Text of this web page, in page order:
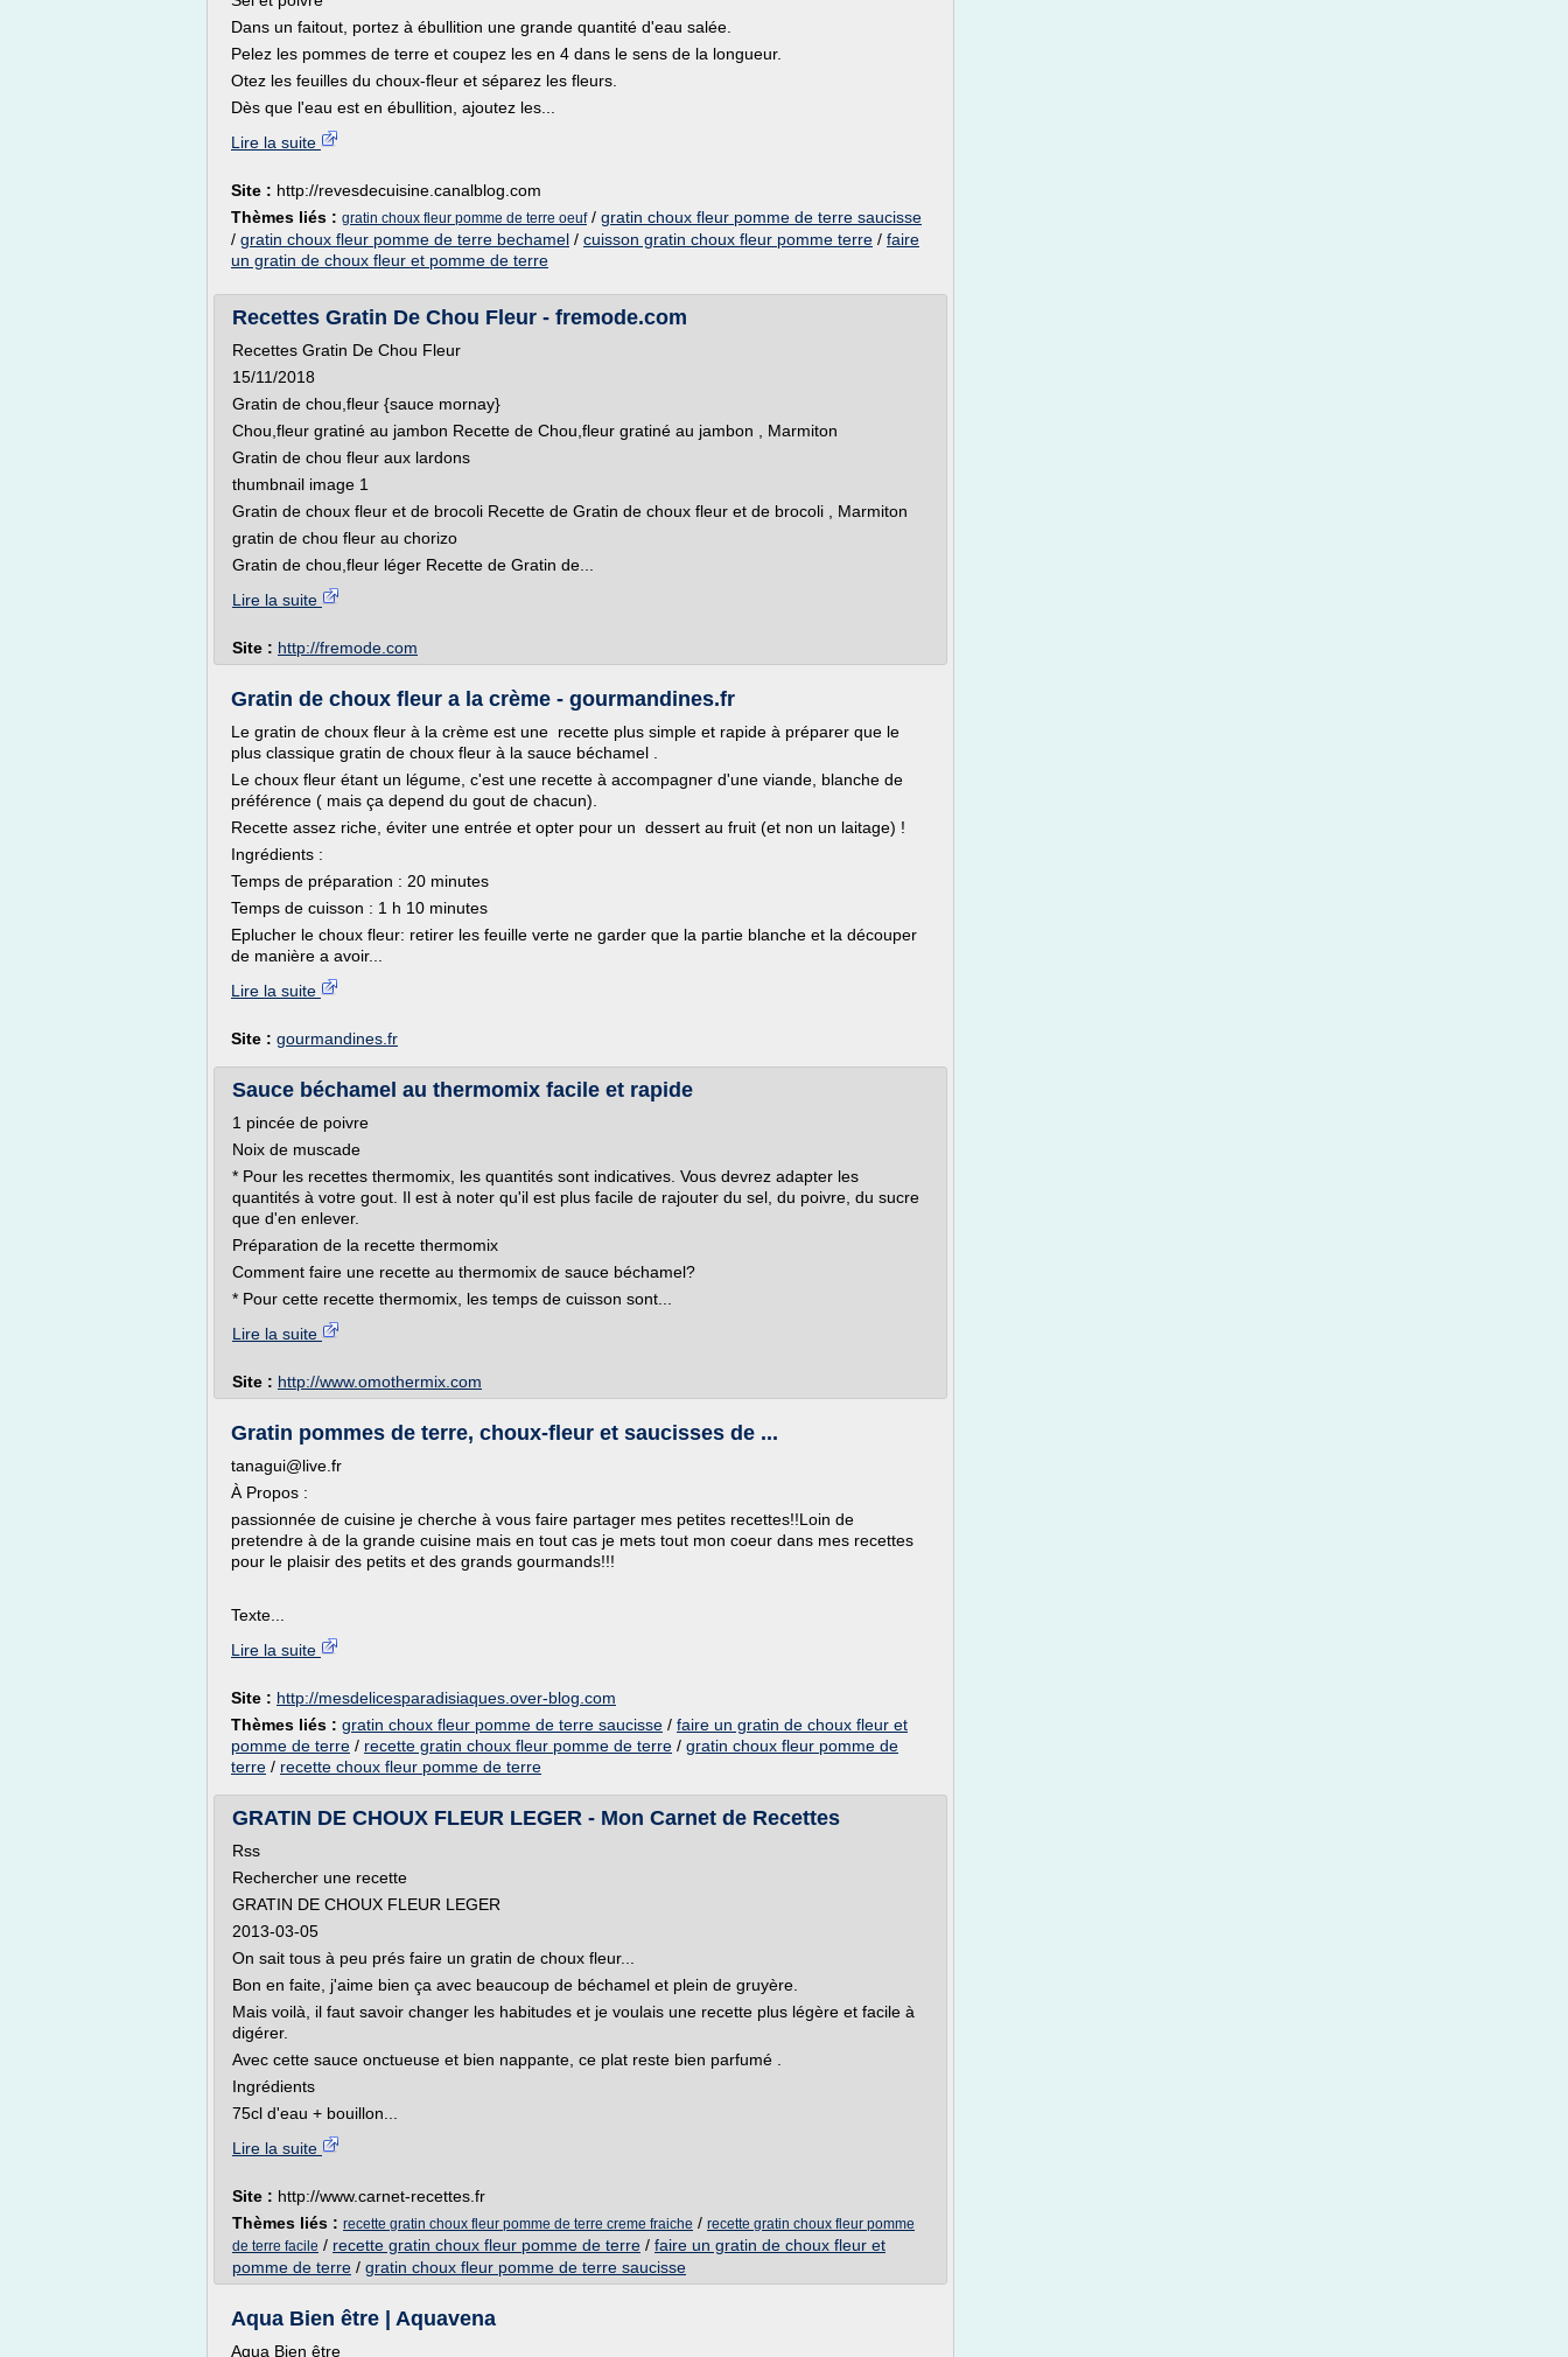
Dans un faitout, portez à ébullition une grande quantité d'eau salée.
Pelez les pommes de terre et coupez les en 4 dans le sens de la longueur.
Otez les feuilles du choux-fleur et séparez les fleurs.
Dès que l'eau est en ébullition, ajoutez les...
Lire la suite
Site : http://revesdecuisine.canalblog.com
Thèmes liés : gratin choux fleur pomme de terre oeuf/ gratin choux fleur pomme de terre saucisse
/ gratin choux fleur pomme de terre bechamel / cuisson gratin choux fleur pomme terre / faire
un gratin de choux fleur et pomme de terre
Recettes Gratin De Chou Fleur - fremode.com
Recettes Gratin De Chou Fleur
15/11/2018
Gratin de chou,fleur {sauce mornay}
Chou,fleur gratiné au jambon Recette de Chou,fleur gratiné au jambon , Marmiton
Gratin de chou fleur aux lardons
thumbnail image 1
Gratin de choux fleur et de brocoli Recette de Gratin de choux fleur et de brocoli , Marmiton
gratin de chou fleur au chorizo
Gratin de chou,fleur léger Recette de Gratin de...
Lire la suite
Site : http://fremode.com
Gratin de choux fleur a la crème - gourmandines.fr
Le gratin de choux fleur à la crème est une recette plus simple et rapide à préparer que le
plus classique gratin de choux fleur à la sauce béchamel .
Le choux fleur étant un légume, c'est une recette à accompagner d'une viande, blanche de
préférence ( mais ça depend du gout de chacun).
Recette assez riche, éviter une entrée et opter pour un dessert au fruit (et non un laitage) !
Ingrédients :
Temps de préparation : 20 minutes
Temps de cuisson : 1 h 10 minutes
Eplucher le choux fleur: retirer les feuille verte ne garder que la partie blanche et la découper
de manière a avoir...
Lire la suite
Site : gourmandines.fr
Sauce béchamel au thermomix facile et rapide
1 pincée de poivre
Noix de muscade
* Pour les recettes thermomix, les quantités sont indicatives. Vous devrez adapter les
quantités à votre gout. Il est à noter qu'il est plus facile de rajouter du sel, du poivre, du sucre
que d'en enlever.
Préparation de la recette thermomix
Comment faire une recette au thermomix de sauce béchamel?
* Pour cette recette thermomix, les temps de cuisson sont...
Lire la suite
Site : http://www.omothermix.com
Gratin pommes de terre, choux-fleur et saucisses de ...
tanagui@live.fr
À Propos :
passionnée de cuisine je cherche à vous faire partager mes petites recettes!!Loin de
pretendre à de la grande cuisine mais en tout cas je mets tout mon coeur dans mes recettes
pour le plaisir des petits et des grands gourmands!!!
Texte...
Lire la suite
Site : http://mesdelicesparadisiaques.over-blog.com
Thèmes liés : gratin choux fleur pomme de terre saucisse / faire un gratin de choux fleur et
pomme de terre / recette gratin choux fleur pomme de terre / gratin choux fleur pomme de
terre / recette choux fleur pomme de terre
GRATIN DE CHOUX FLEUR LEGER - Mon Carnet de Recettes
Rss
Rechercher une recette
GRATIN DE CHOUX FLEUR LEGER
2013-03-05
On sait tous à peu prés faire un gratin de choux fleur...
Bon en faite, j'aime bien ça avec beaucoup de béchamel et plein de gruyère.
Mais voilà, il faut savoir changer les habitudes et je voulais une recette plus légère et facile à
digérer.
Avec cette sauce onctueuse et bien nappante, ce plat reste bien parfumé .
Ingrédients
75cl d'eau + bouillon...
Lire la suite
Site : http://www.carnet-recettes.fr
Thèmes liés : recette gratin choux fleur pomme de terre creme fraiche / recette gratin choux fleur pomme
de terre facile / recette gratin choux fleur pomme de terre / faire un gratin de choux fleur et
pomme de terre / gratin choux fleur pomme de terre saucisse
Aqua Bien être | Aquavena
Aqua Bien être